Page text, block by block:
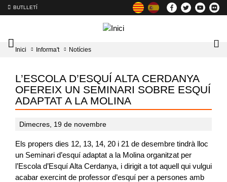
BUTLLETÍ
Mobile
menu
Inici Informa't Notícies
L’ESCOLA D’ESQUÍ ALTA CERDANYA
OFEREIX UN SEMINARI SOBRE ESQUÍ
ADAPTAT A LA MOLINA
Dimecres, 19 de novembre
Els propers dies 12, 13, 14, 20 i 21 de desembre tindrà lloc
un Seminari d’esquí adaptat a la Molina organitzat per
l’Escola d’Esquí Alta Cerdanya, i dirigit a tot aquell qui vulgui
acabar exercint de professor d’esquí per a persones amb